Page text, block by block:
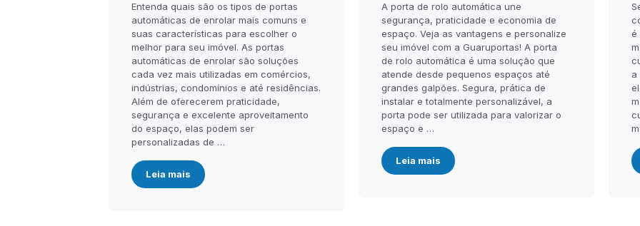
Entenda quais são os tipos de portas
automáticas de enrolar mais comuns e
suas características para escolher o
melhor para seu imóvel. As portas
automáticas de enrolar são soluções
cada vez mais utilizadas em comércios,
indústrias, condomínios e até residências.
Além de oferecerem praticidade,
segurança e excelente aproveitamento
do espaço, elas podem ser
personalizadas de …
Leia mais
A porta de rolo automática une
segurança, praticidade e economia de
espaço. Veja as vantagens e personalize
seu imóvel com a Guaruportas! A porta
de rolo automática é uma solução que
atende desde pequenos espaços até
grandes galpões. Segura, prática de
instalar e totalmente personalizável, a
porta pode ser utilizada para valorizar o
espaço e …
Leia mais
é
a